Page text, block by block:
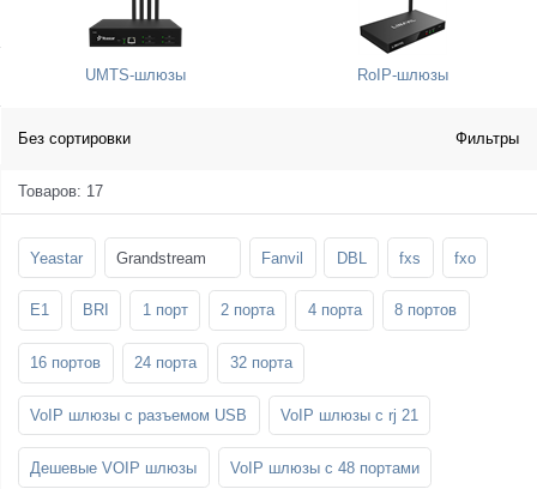
UMTS-шлюзы RoIP-шлюзы
Без сортировки Фильтры
Товаров: 17
Yeastar Grandstream Fanvil DBL fxs fxo
E1 BRI 1 порт 2 порта 4 порта 8 портов
16 портов 24 порта 32 порта
VoIP шлюзы с разъемом USB VoIP шлюзы с rj 21
Дешевые VOIP шлюзы VoIP шлюзы с 48 портами
Стойки и крепления для панелей и
телевизоров
Шахтные телефоны
SFP-модули
3G/4G LTE и ADSL модемы
Мобильные телефоны